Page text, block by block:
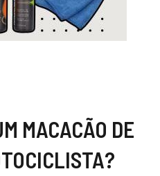
MACACÃO DE